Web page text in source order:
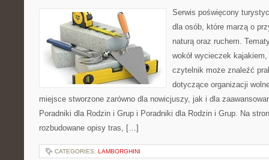
Serwis poświęcony
dla osób, które marzą o
naturą oraz ruchem.
wokół wycieczek
czytelnik może znaleźć
dotyczące organizacji
miejsce stworzone zarówno dla nowicjuszy, jak i dla
Poradniki dla Rodzin i Grup i Poradniki dla Rodzin i Grup. Na
rozbudowane opisy tras, […]
CATEGORIES: LAMBORGHINI